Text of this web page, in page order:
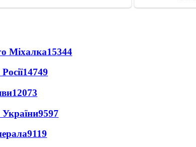
Міхалка15344
14749
12073
України9597
9119